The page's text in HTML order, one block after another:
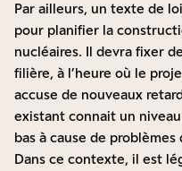
Par ailleurs, un texte de
pour planifier la
nucléaires. Il devra fixer
filière, à l’heure où le
accuse de nouveaux
existant connait un
bas à cause de problèmes
Dans ce contexte, il est